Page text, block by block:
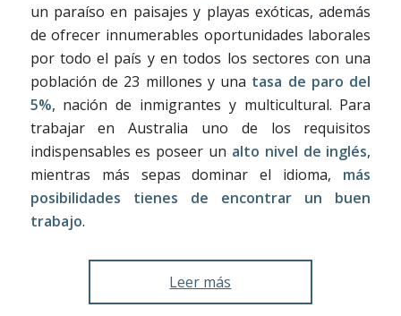
un paraíso en paisajes y playas exóticas, además
de ofrecer innumerables oportunidades laborales
por todo el país y en todos los sectores con una
población de 23 millones y una tasa de paro del
5%, nación de inmigrantes y multicultural. Para
trabajar en Australia uno de los requisitos
indispensables es poseer un alto nivel de inglés,
mientras más sepas dominar el idioma, más
posibilidades tienes de encontrar un buen
trabajo.
Leer más